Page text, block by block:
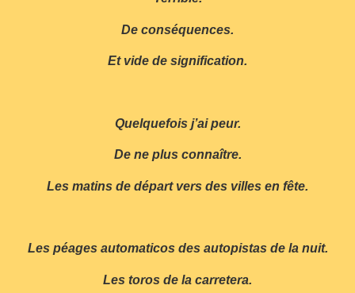
De conséquences.
Et vide de signification.
Quelquefois j’ai peur.
De ne plus connaître.
Les matins de départ vers des villes en fête.
Les péages automaticos des autopistas de la nuit.
Les toros de la carretera.